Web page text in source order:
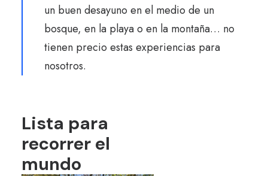
un buen desayuno en el medio de un
bosque, en la playa o en la montaña… no
tienen precio estas experiencias para
nosotros.
Lista para
recorrer el
mundo